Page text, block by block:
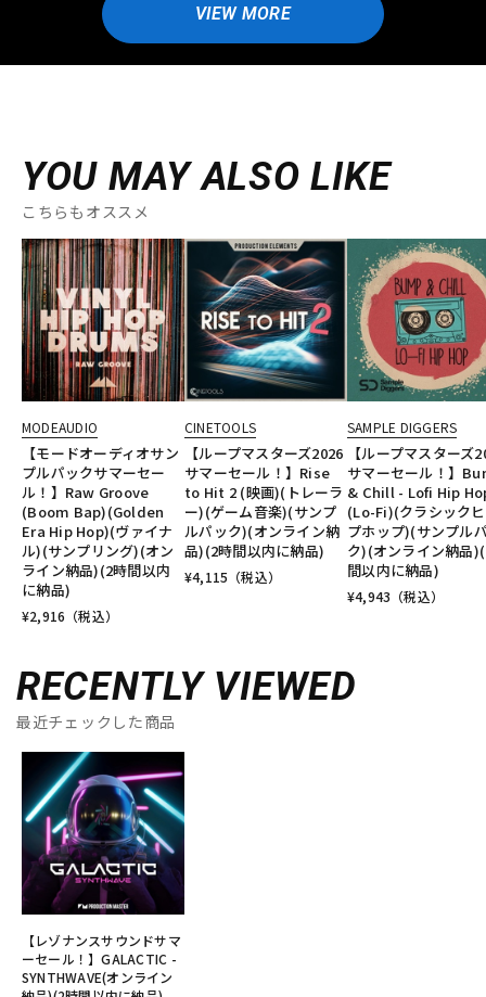
VIEW MORE
YOU MAY ALSO LIKE
こちらもオススメ
MODEAUDIO
【モードオーディオサン
プルパックサマーセー
ル！】Raw Groove
(Boom Bap)(Golden
Era Hip Hop)(ヴァイナ
ル)(サンプリング)(オン
ライン納品)(2時間以内
に納品)
¥2,916 （税込）
CINETOOLS
【ループマスターズ2026
サマーセール！】Rise
to Hit 2 (映画)(トレーラ
ー)(ゲーム音楽)(サンプ
ルパック)(オンライン納
品)(2時間以内に納品)
¥4,115 （税込）
SAMPLE DIGGERS
【ループマスターズ
サマーセール！】
& Chill - Lofi Hip
(Lo-Fi)(クラシック
プホップ)(サンプル
ク)(オンライン納品
間以内に納品)
¥4,943 （税込）
RECENTLY VIEWED
最近チェックした商品
【レゾナンスサウンドサマ
ーセール！】GALACTIC -
SYNTHWAVE(オンライン